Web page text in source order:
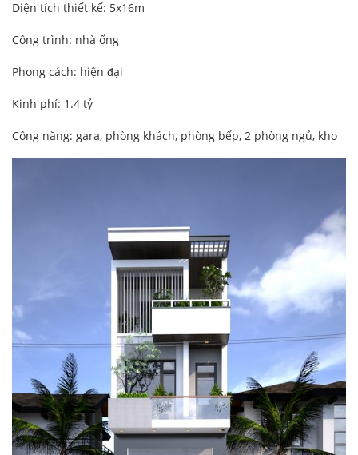
Diện tích thiết kế: 5x16m
Công trình: nhà ống
Phong cách: hiện đại
Kinh phí: 1.4 tỷ
Công năng: gara, phòng khách, phòng bếp, 2 phòng ngủ, kho